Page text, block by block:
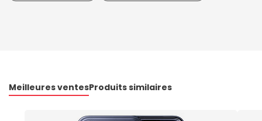
Meilleures ventesProduits similaires